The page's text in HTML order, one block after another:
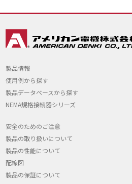
製品情報
使用例から探す
製品データベースから探す
NEMA規格接続器シリーズ
安全のためのご注意
製品の取り扱いについて
製品の性能について
配線図
製品の保証について